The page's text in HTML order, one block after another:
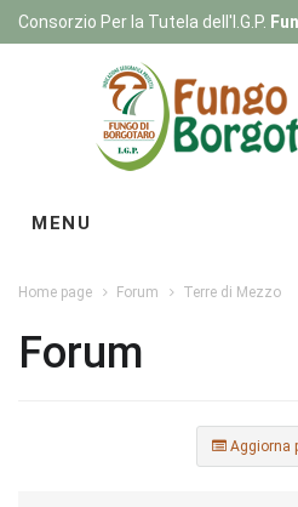
Consorzio Per la Tutela dell'I.G.P.
MENU
Home page Forum Terre di Mezzo
Forum
Aggiorna